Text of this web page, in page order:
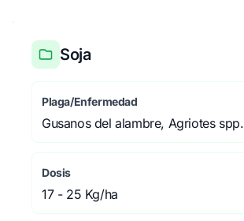
Soja
Plaga/Enfermedad
Gusanos del alambre, Agriotes spp.
Dosis
17 - 25 Kg/ha